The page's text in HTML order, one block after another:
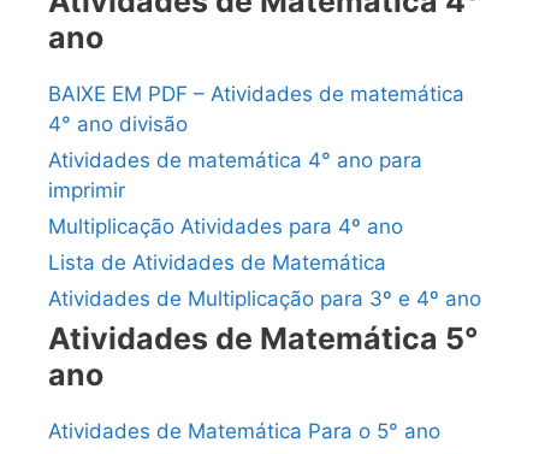
ano
BAIXE EM PDF – Atividades de matemática
4° ano divisão
Atividades de matemática 4° ano para
imprimir
Multiplicação Atividades para 4º ano
Lista de Atividades de Matemática
Atividades de Multiplicação para 3º e 4º ano
Atividades de Matemática 5°
ano
Atividades de Matemática Para o 5° ano